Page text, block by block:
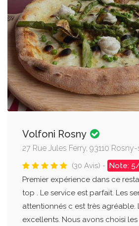
Volfoni Rosny
27 Rue Jules Ferry, 93110
(30 Avis) - Note:
Premier expérience dans ce
top . Le service est parfait. Les
attentionnés c est très agréable.
excellents. Nous avons choisi les